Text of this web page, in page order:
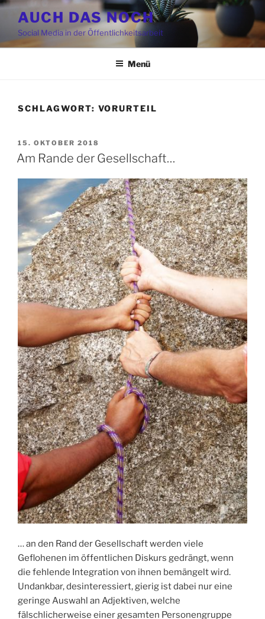
Zum
Inhalt
springen
AUCH DAS NOCH
Social Media in der Öffentlichkeitsarbeit
Menü
SCHLAGWORT: VORURTEIL
VERÖFFENTLICHT
AM
15. OKTOBER 2018
Am Rande der Gesellschaft…
… an den Rand der Gesellschaft werden viele
Geflohenen im öffentlichen Diskurs gedrängt, wenn
die fehlende Integration von ihnen bemängelt wird.
Undankbar, desinteressiert, gierig ist dabei nur eine
geringe Auswahl an Adjektiven, welche
fälschlicherweise einer gesamten Personengruppe